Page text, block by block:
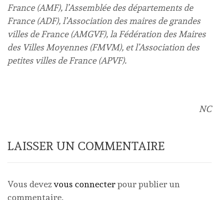
France (AMF), l’Assemblée des départements de
France (ADF), l’Association des maires de grandes
villes de France (AMGVF), la Fédération des Maires
des Villes Moyennes (FMVM), et l’Association des
petites villes de France (APVF).
NC
LAISSER UN COMMENTAIRE
Vous devezvous connecterpour publier un
commentaire.